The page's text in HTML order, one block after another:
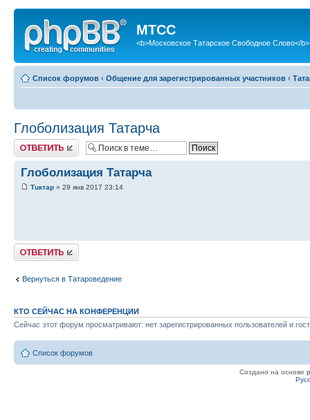
МТСС
<b>Московское Татарское Свободное Слово</b>
Список форумов ‹ Общение для зарегистрированных участников ‹
Глоболизация Татарча
Ответить
Глоболизация Татарча
Тuктар » 29 янв 2017 23:14
Ответить
Вернуться в Татароведение
КТО СЕЙЧАС НА КОНФЕРЕНЦИИ
Сейчас этот форум просматривают: нет зарегистрированных пользователей и
Список форумов
Создано на основе